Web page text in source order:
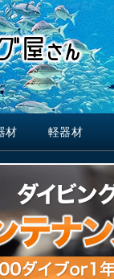
材 軽器材